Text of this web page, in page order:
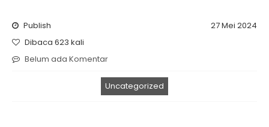
Publish
27 Mei 2024
Dibaca 623 kali
Belum ada Komentar
Uncategorized